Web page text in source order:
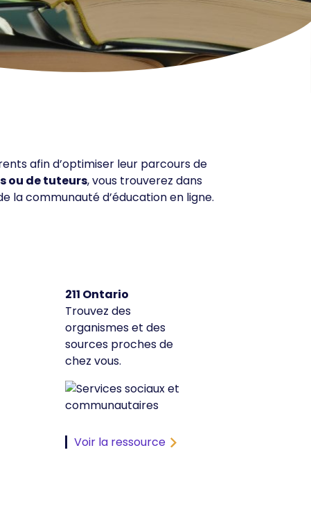
afin d’optimiser leur parcours de
ou de tuteurs, vous trouverez dans
la communauté d’éducation en ligne.
211 Ontario
Trouvez des
organismes et des
sources proches de
chez vous.
Voir la ressource